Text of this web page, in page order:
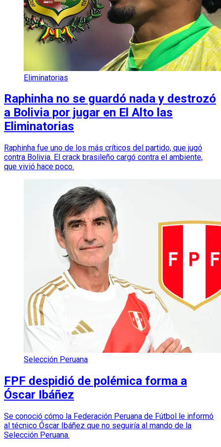
Eliminatorias
Raphinha no se guardó nada y destrozó
a Bolivia por jugar en El Alto las
Eliminatorias
Raphinha fue uno de los más críticos del partido, que jugó
contra Bolivia. El crack brasileño cargó contra el ambiente,
que vivió hace poco.
Selección Peruana
FPF despidió de polémica forma a
Óscar Ibáñez
Se conoció cómo la Federación Peruana de Fútbol le informó
al técnico Óscar Ibáñez que no seguiría al mando de la
Selección Peruana.